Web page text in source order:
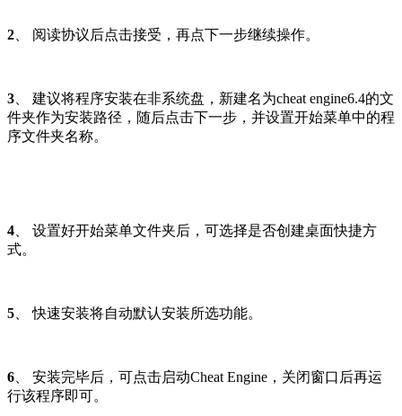
2 、 阅读协议后点击接受，再点下一步继续操作。
3 、 建议将程序安装在非系统盘，新建名为cheat engine6.4的文
件夹作为安装路径，随后点击下一步，并设置开始菜单中的程
序文件夹名称。
4 、 设置好开始菜单文件夹后，可选择是否创建桌面快捷方
式。
5 、 快速安装将自动默认安装所选功能。
6 、 安装完毕后，可点击启动Cheat Engine，关闭窗口后再运
行该程序即可。